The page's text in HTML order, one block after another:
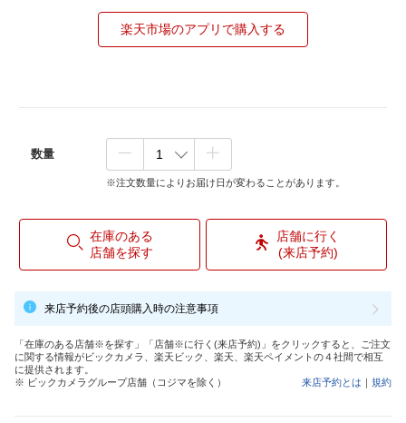
楽天市場のアプリで購入する
数量
※注文数量によりお届け日が変わることがあります。
在庫のある
店舗を探す
店舗に行く
(来店予約)
来店予約後の店頭購入時の注意事項
「在庫のある店舗※を探す」「店舗※に行く(来店予約)」をクリックすると、ご注文
に関する情報がビックカメラ、楽天ビック、楽天、楽天ペイメントの４社間で相互
に提供されます。
※ ビックカメラグループ店舗（コジマを除く）
来店予約とは ｜ 規約